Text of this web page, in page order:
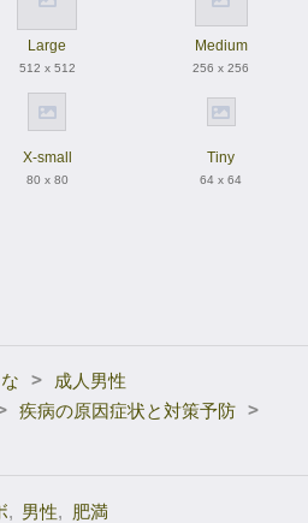
Large
512 x 512
Medium
256 x 256
X-small
80 x 80
Tiny
64 x 64
>
成人男性
疾病の原因症状と対策予防 >
, 男性, 肥満